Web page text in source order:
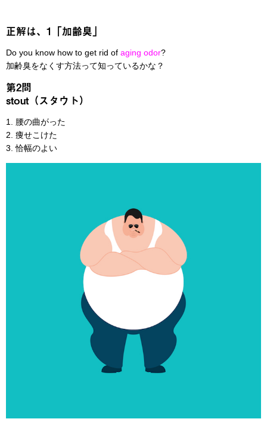
正解は、1「加齢臭」
Do you know how to get rid of aging odor?
加齢臭をなくす方法って知っているかな？
第2問
stout（スタウト）
1. 腰の曲がった
2. 痩せこけた
3. 恰幅のよい